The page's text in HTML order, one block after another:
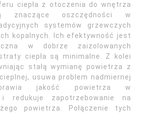
ciepła z otoczenia do wnętrza
znaczące oszczędności w
systemów grzewczych
kopalnych. Ich efektywność jest
w dobrze zaizolowanych
ciepła są minimalne. Z kolei
stałą wymianę powietrza z
usuwa problem nadmiernej
jakość powietrza w
i redukuje zapotrzebowanie na
powietrza. Połączenie tych